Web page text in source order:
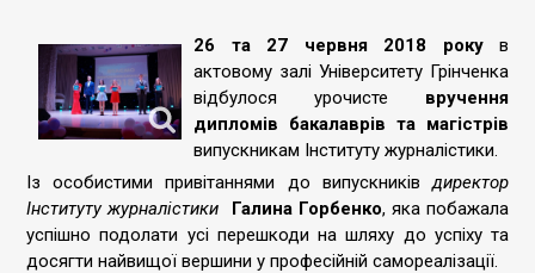
26 та 27 червня 2018 рокув
актовому залі Університету Грінченка
відбулося урочисте вручення
дипломів бакалаврів та магістрів
випускникам Інституту журналістики.
Із особистими привітаннями до випускниківдиректор
Інституту журналістики
Галина Горбенко, яка побажала
успішно подолати усі перешкоди на шляху до успіху та
досягти найвищої вершини у професійній самореалізації.